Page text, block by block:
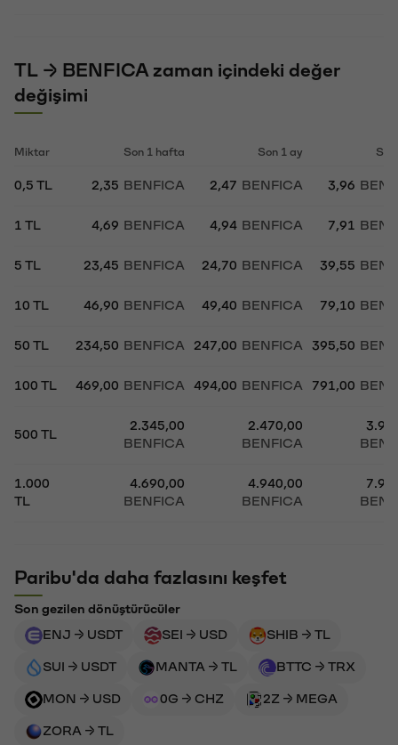
TL → BENFICA zaman içindeki değer
değişimi
Miktar Son 1 hafta Son 1 ay
0,5 TL 2,35 BENFICA 2,47 BENFICA 3,96
1 TL 4,69 BENFICA 4,94 BENFICA 7,91
5 TL 23,45 BENFICA 24,70 BENFICA 39,55
10 TL 46,90 BENFICA 49,40 BENFICA 79,10
50 TL 234,50 BENFICA 247,00 BENFICA 395,50
100 TL 469,00 BENFICA 494,00 BENFICA 791,00
500 TL
2.345,00
BENFICA
2.470,00
BENFICA
1.000
TL
4.690,00
BENFICA
4.940,00
BENFICA
Paribu'da daha fazlasını keşfet
Son gezilen dönüştürücüler
ENJ → USDT
SEI → USD SHIB → TL
SUI → USDT MANTA → TL BTTC → TRX
MON → USD 0G → CHZ 2Z → MEGA
ZORA → TL